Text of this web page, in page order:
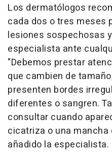
Los dermatólogos
cada dos o tres meses
lesiones sospechosas
especialista ante
"Debemos prestar
que cambien de
presenten bordes
diferentes o sangren.
consultar cuando
cicatriza o una
añadido la especialista.